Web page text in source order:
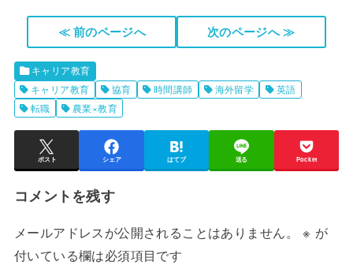
≪ 前のページへ 次のページへ ≫
キャリア教育
キャリア教育
協育 時間講師 海外留学
英語
転職
農業×教育
ポスト シェア はてブ 送る Pocket
コメントを残す
メールアドレスが公開されることはありません。 ※ が
付いている欄は必須項目です